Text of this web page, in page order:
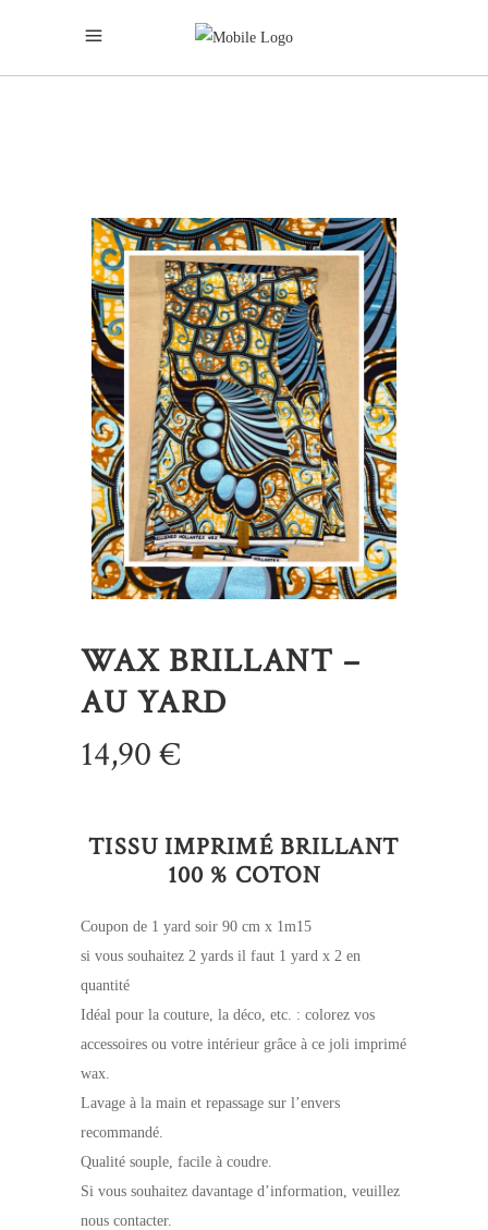
WAX BRILLANT –
AU YARD
14,90€
TISSU IMPRIMÉ BRILLANT
100 % COTON
Coupon de 1 yard soir 90 cm x 1m15
si vous souhaitez 2 yards il faut 1 yard x 2 en
quantité
Idéal pour la couture, la déco, etc. : colorez vos
accessoires ou votre intérieur grâce à ce joli imprimé
wax.
Lavage à la main et repassage sur l’envers
recommandé.
Qualité souple, facile à coudre.
Si vous souhaitez davantage d’information, veuillez
nous contacter.